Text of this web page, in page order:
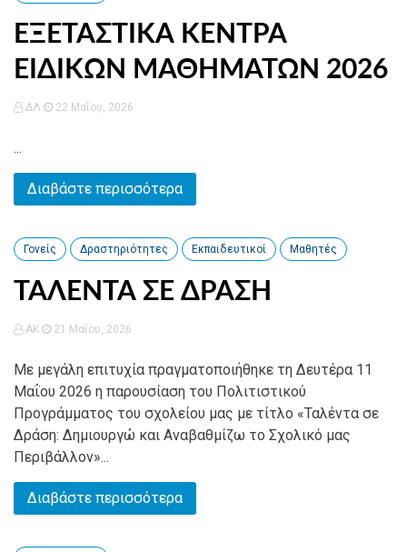
ΕΞΕΤΑΣΤΙΚΑ ΚΕΝΤΡΑ
ΕΙΔΙΚΩΝ ΜΑΘΗΜΑΤΩΝ 2026
ΔΛ 22 Μαΐου, 2026
...
Διαβάστε περισσότερα
Γονείς Δραστηριότητες Εκπαιδευτικοί Μαθητές
ΤΑΛΕΝΤΑ ΣΕ ΔΡΑΣΗ
AK 21 Μαΐου, 2026
Με μεγάλη επιτυχία πραγματοποιήθηκε τη Δευτέρα 11
Μαΐου 2026 η παρουσίαση του Πολιτιστικού
Προγράμματος του σχολείου μας με τίτλο «Ταλέντα σε
Δράση: Δημιουργώ και Αναβαθμίζω το Σχολικό μας
Περιβάλλον»...
Διαβάστε περισσότερα